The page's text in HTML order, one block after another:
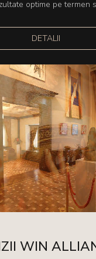
optime pe termen
DETALII
Mute
WIN